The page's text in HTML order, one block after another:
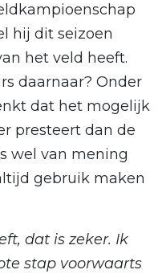
hij dit seizoen
het veld heeft.
daarnaar? Onder
dat het mogelijk
presteert dan de
wel van mening
gebruik maken
dat is zeker. Ik
stap voorwaarts